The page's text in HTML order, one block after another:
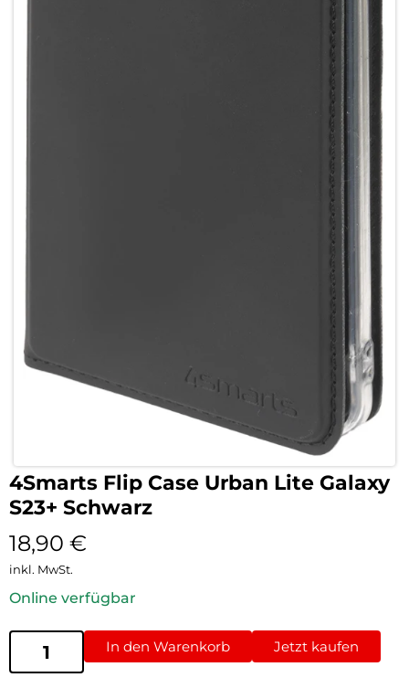
4Smarts Flip Case Urban Lite Galaxy
S23+ Schwarz
18,90 €
inkl. MwSt.
Online verfügbar
In den Warenkorb Jetzt kaufen